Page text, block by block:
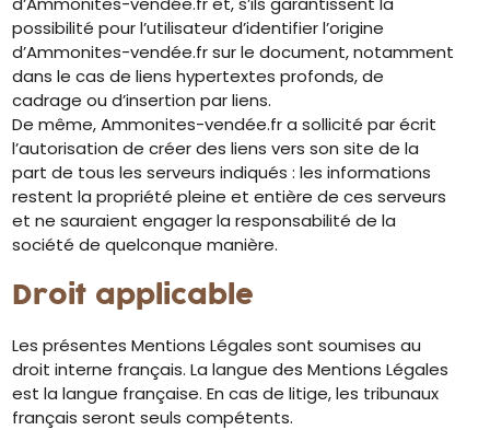
possibilité pour l’utilisateur d’identifier l’origine
d’Ammonites-vendée.fr sur le document, notamment
dans le cas de liens hypertextes profonds, de
cadrage ou d’insertion par liens.
De même, Ammonites-vendée.fr a sollicité par écrit
l’autorisation de créer des liens vers son site de la
part de tous les serveurs indiqués : les informations
restent la propriété pleine et entière de ces serveurs
et ne sauraient engager la responsabilité de la
société de quelconque manière.
Droit applicable
Les présentes Mentions Légales sont soumises au
droit interne français. La langue des Mentions Légales
est la langue française. En cas de litige, les tribunaux
français seront seuls compétents.